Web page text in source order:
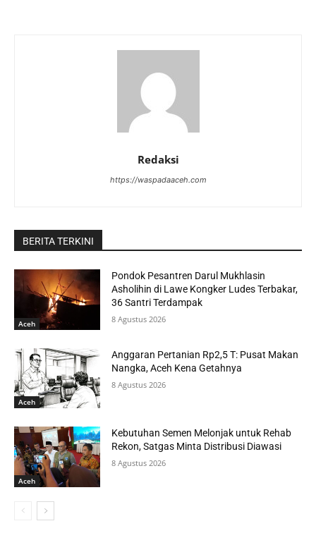
Redaksi
https://waspadaaceh.com
BERITA TERKINI
Aceh
Pondok Pesantren Darul Mukhlasin
Asholihin di Lawe Kongker Ludes Terbakar,
36 Santri Terdampak
8 Agustus 2026
Aceh
Anggaran Pertanian Rp2,5 T: Pusat Makan
Nangka, Aceh Kena Getahnya
8 Agustus 2026
Aceh
Kebutuhan Semen Melonjak untuk Rehab
Rekon, Satgas Minta Distribusi Diawasi
8 Agustus 2026